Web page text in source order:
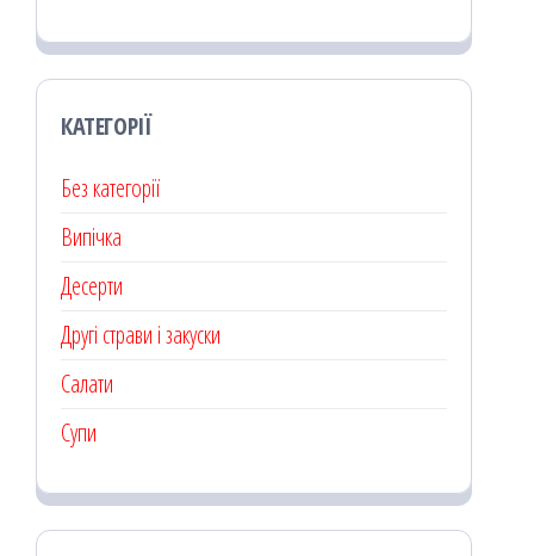
КАТЕГОРІЇ
Без категорії
Випічка
Десерти
Другі страви і закуски
Салати
Супи